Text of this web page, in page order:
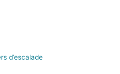
d’escalade